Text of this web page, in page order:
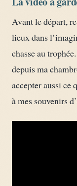
Avant le départ,
lieux dans
chasse au
depuis ma
accepter aussi ce
à mes souvenirs